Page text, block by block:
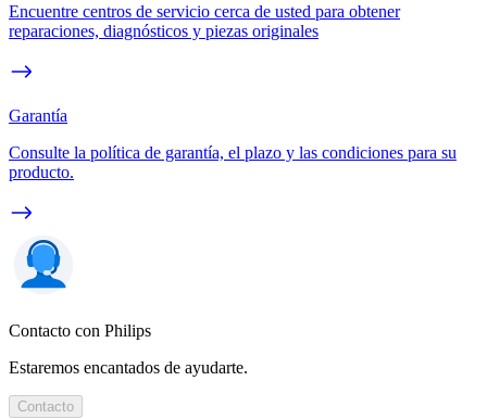
Encuentre centros de servicio cerca de usted para obtener
reparaciones, diagnósticos y piezas originales
Garantía
Consulte la política de garantía, el plazo y las condiciones para su
producto.
Contacto con Philips
Estaremos encantados de ayudarte.
Contacto